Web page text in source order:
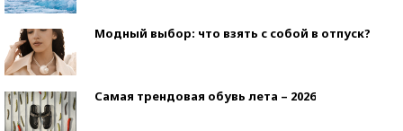
Модный выбор: что взять с собой в отпуск?
Самая трендовая обувь лета – 2026